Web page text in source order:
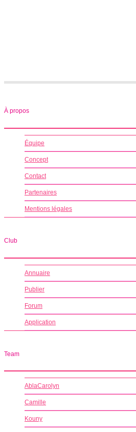
À propos
Équipe
Concept
Contact
Partenaires
Mentions légales
Club
Annuaire
Publier
Forum
Application
Team
AblaCarolyn
Camille
Kouny